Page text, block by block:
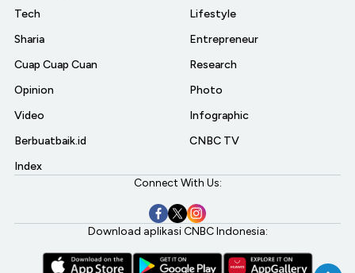
Tech
Sharia
Cuap Cuap Cuan
Opinion
Video
Berbuatbaik.id
Index
Lifestyle
Entrepreneur
Research
Photo
Infographic
CNBC TV
Connect With Us:
Download aplikasi CNBC Indonesia: